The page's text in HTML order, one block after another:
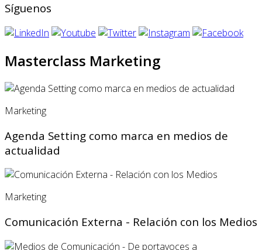
Síguenos
Masterclass Marketing
Marketing
Agenda Setting como marca en medios de
actualidad
Marketing
Comunicación Externa - Relación con los Medios